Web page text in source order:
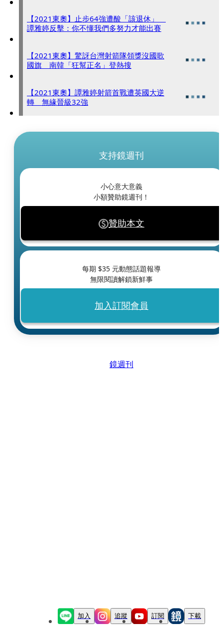
【2021東奧】止步64強遭酸「該退休」
譚雅婷反擊：你不懂我們多努力才能出賽
【2021東奧】驚訝台灣射箭隊領獎沒國歌
國旗 南韓「狂幫正名」登熱搜
【2021東奧】譚雅婷射箭首戰遭英國大逆
轉 無緣晉級32強
支持鏡週刊
小心意大意義
小額贊助鏡週刊！
贊助本文
每期 $35 元動態話題報導
無限閱讀解鎖新鮮事
加入訂閱會員
鏡週刊
加入 追蹤 訂閱 下載